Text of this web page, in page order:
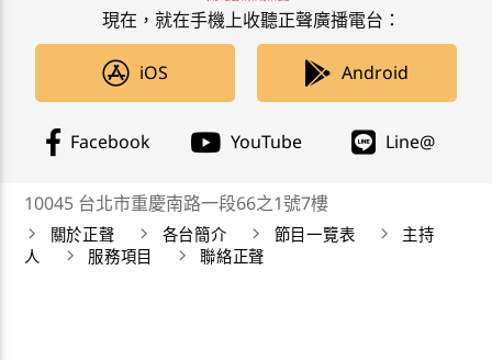
現在，就在手機上收聽正聲廣播電台：
iOS Android
Facebook YouTube Line@
10045 台北市重慶南路一段66之1號7樓
關於正聲
各台簡介 節目一覽表
主持
人
服務項目 聯絡正聲